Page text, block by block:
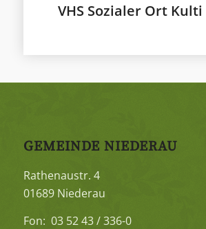
VHS Sozialer Ort Kulti
GEMEINDE NIEDERAU
Rathenaustr. 4
01689 Niederau
Fon: 03 52 43 / 336-0